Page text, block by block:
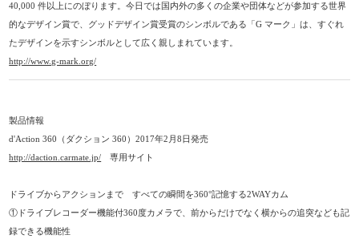
40,000 件以上にのぼります。今日では国内外の多くの企業や団体などが参加する世界
的なデザイン賞で、グッドデザイン賞受賞のシンボルである「G マーク」は、すぐれ
たデザインを示すシンボルとして広く親しまれています。
http://www.g-mark.org/
製品情報
d'Action 360（ダクション 360）2017年2月8日発売
http://daction.carmate.jp/ 専用サイト
ドライブからアクションまで すべての瞬間を360°記憶する2WAYカム
①ドライブレコーダー機能付360度カメラで、前からだけでなく横からの追突なども記
録できる機能性